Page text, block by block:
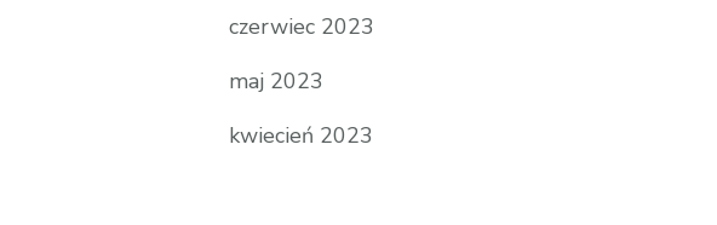
czerwiec 2023
maj 2023
kwiecień 2023